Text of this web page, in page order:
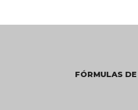
FÓRMULAS